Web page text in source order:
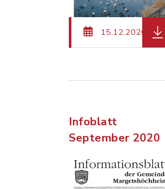
15.12.2020
Infoblatt
September 2020